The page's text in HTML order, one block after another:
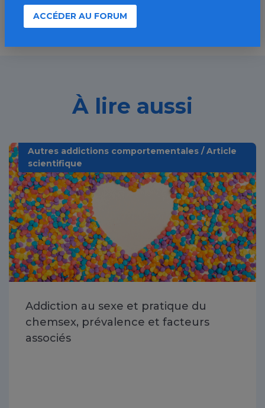
À lire aussi
Autres addictions comportementales / Article
scientifique
Addiction au sexe et pratique du
chemsex, prévalence et facteurs
associés
ACCÉDER AU FORUM